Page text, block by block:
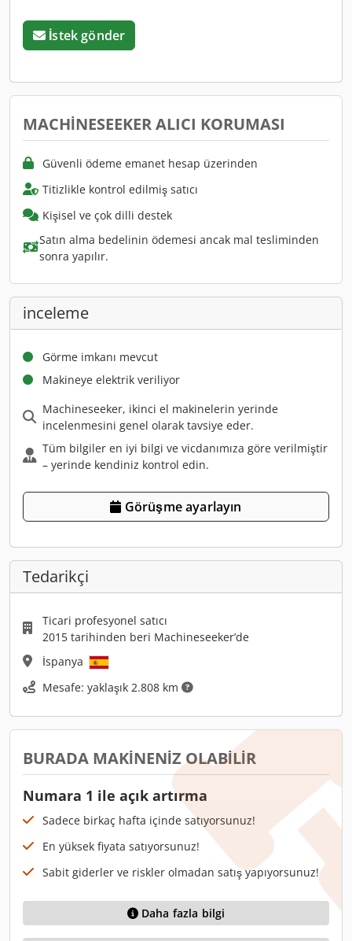
İstek gönder
MACHINESEEKER ALICI KORUMASI
Güvenli ödeme emanet hesap üzerinden
Titizlikle kontrol edilmiş satıcı
Kişisel ve çok dilli destek
Satın alma bedelinin ödemesi ancak mal tesliminden
sonra yapılır.
inceleme
Görme imkanı mevcut
Makineye elektrik veriliyor
Machineseeker, ikinci el makinelerin yerinde
incelenmesini genel olarak tavsiye eder.
Tüm bilgiler en iyi bilgi ve vicdanımıza göre verilmiştir
– yerinde kendiniz kontrol edin.
Görüşme ayarlayın
Tedarikçi
Ticari profesyonel satıcı
2015 tarihinden beri Machineseeker’de
İspanya
Mesafe: yaklaşık 2.808 km
BURADA MAKINENIZ OLABILIR
Numara 1 ile açık artırma
Sadece birkaç hafta içinde satıyorsunuz!
En yüksek fiyata satıyorsunuz!
Sabit giderler ve riskler olmadan satış yapıyorsunuz!
Daha fazla bilgi